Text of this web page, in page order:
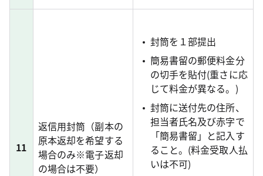
11
返信用封筒（副本の
原本返却を希望する
場合のみ※電子返却
の場合は不要）
封筒を１部提出
簡易書留の郵便料金分
の切手を貼付(重さに応
じて料金が異なる。)
封筒に送付先の住所、
担当者氏名及び赤字で
「簡易書留」と記入す
ること。(料金受取人払
いは不可)